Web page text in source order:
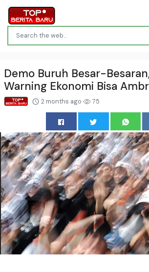
Demo Buruh Besar-
Warning Ekonomi Bisa
2 months ago 75